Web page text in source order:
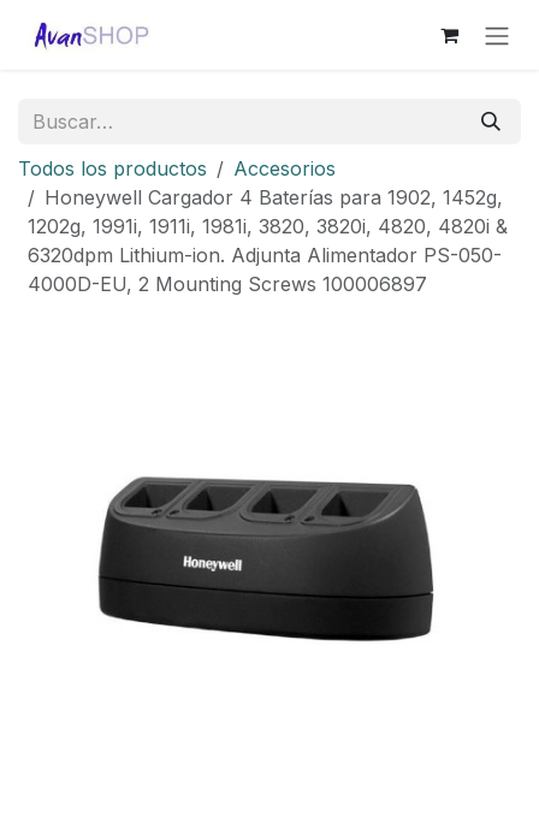
Todos los productos
Accesorios
Honeywell Cargador 4 Baterías para 1902, 1452g,
1202g, 1991i, 1911i, 1981i, 3820, 3820i, 4820, 4820i &
6320dpm Lithium-ion. Adjunta Alimentador PS-050-
4000D-EU, 2 Mounting Screws 100006897